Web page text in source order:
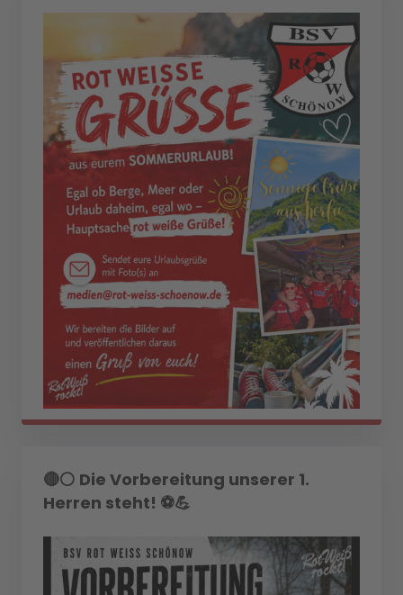
🔴⚪ Die Vorbereitung unserer 1.
Herren steht! ⚽💪